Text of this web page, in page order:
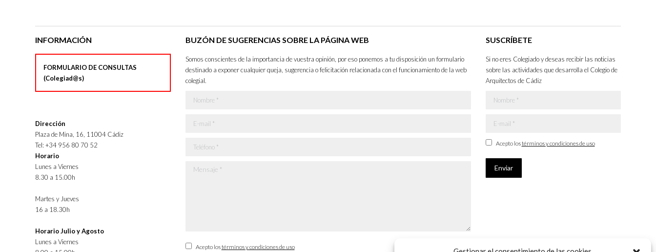
INFORMACIÓN
FORMULARIO DE CONSULTAS
(Colegiad@s)
Dirección
Plaza de Mina, 16, 11004 Cádiz
Tel: +34 956 80 70 52
Horario
Lunes a Viernes
8.30 a 15.00h
Martes y Jueves
16 a 18.30h
Horario Julio y Agosto
Lunes a Viernes
BUZÓN DE SUGERENCIAS SOBRE LA PÁGINA WEB
Somos conscientes de la importancia de vuestra opinión, por eso ponemos a tu disposición un formulario
destinado a exponer cualquier queja, sugerencia o felicitación relacionada con el funcionamiento de la web
colegial.
Nombre *
E-mail *
Teléfono *
Mensaje *
Acepto lostérminos y condiciones de uso
SUSCRÍBETE
Si no eres Colegiado y deseas recibir las noticias
sobre las actividades que desarrolla el Colegio de
Arquitectos de Cádiz
Nombre *
E-mail *
Acepto lostérminos y condiciones de uso
Enviar